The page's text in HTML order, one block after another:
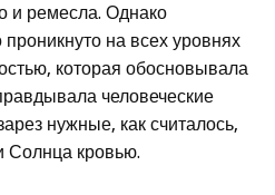
и ремесла. Однако
на всех уровнях
которая обосновывала
человеческие
нужные, как считалось,
Солнца кровью.